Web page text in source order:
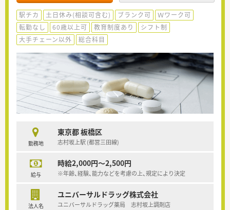
駅チカ 土日休み(相談可含む) ブランク可
Ｗワーク可
転勤なし
60歳以上可 教育制度あり
シフト制
大手チェーン以外
総合科目
勤務地
東京都 板橋区
志村坂上駅 (都営三田線)
給与
時給2,000円～2,500円
※年齢、経験、能力などを考慮の上、規定により決定
法人名
ユニバーサルドラッグ株式会社
ユニバーサルドラッグ薬局 志村坂上調剤店